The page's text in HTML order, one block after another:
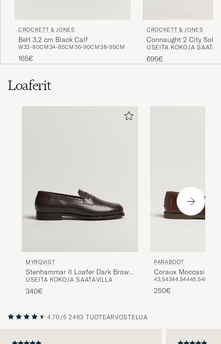
CROCKETT & JONES
Belt 3,2 cm Black Calf
W32-80CM34-85CM36-90CM38-95CM
165€
CROCKETT & JONES
Connaught 2 City Sole
USEITA KOKOJA
695€
Loaferit
MYRQVIST
Stenhammar II Loafer Dark Brown
Calf
USEITA KOKOJA SAATAVILLA
340€
PARABOOT
Coraux Moccasin
43,54344,54445,545
250€
4.70/5 2463 TUOTEARVOSTELUA